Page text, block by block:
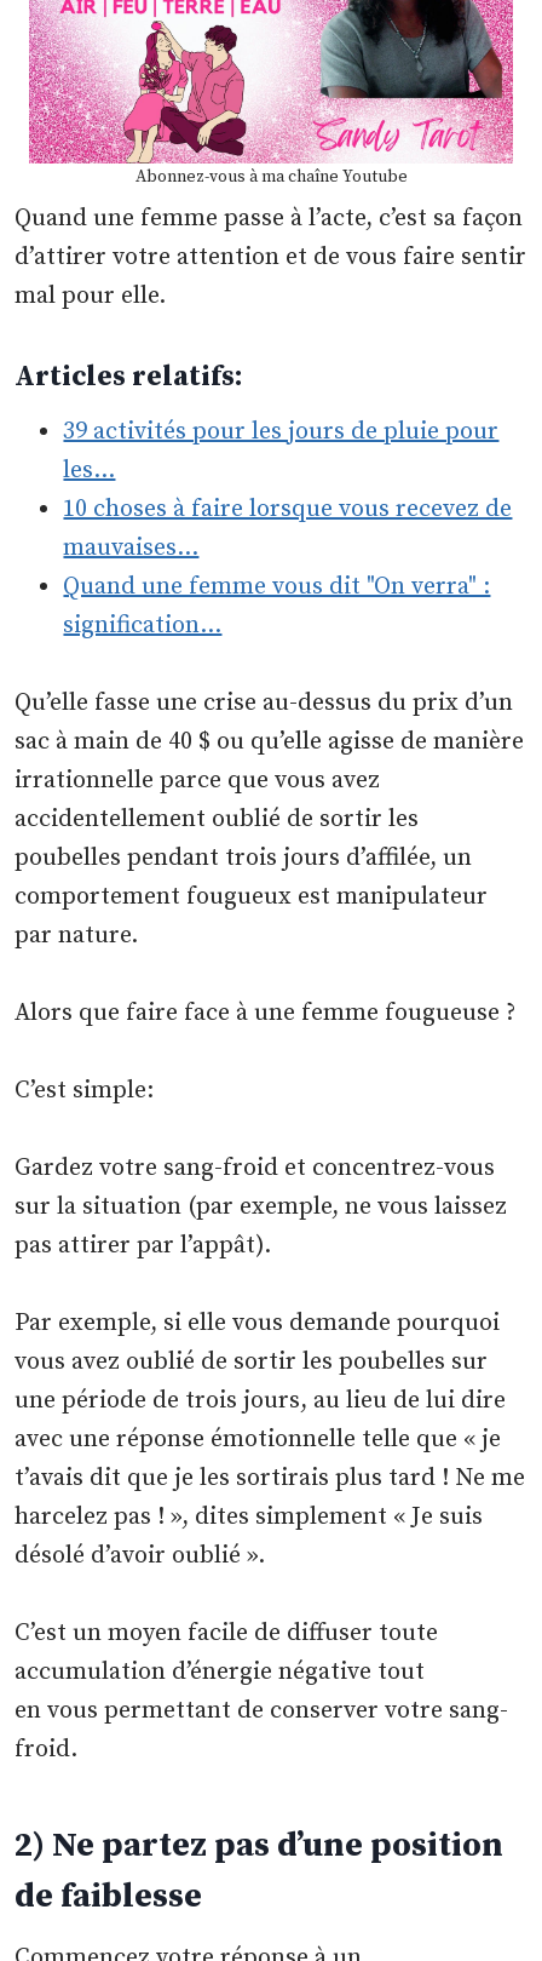
Abonnez-vous à ma chaîne Youtube
Quand une femme passe à l’acte, c’est sa façon
d’attirer votre attention et de vous faire sentir
mal pour elle.
Articles relatifs:
39 activités pour les jours de pluie pour
les…
10 choses à faire lorsque vous recevez de
mauvaises…
Quand une femme vous dit "On verra" :
signification…
Qu’elle fasse une crise au-dessus du prix d’un
sac à main de 40 $ ou qu’elle agisse de manière
irrationnelle parce que vous avez
accidentellement oublié de sortir les
poubelles pendant trois jours d’affilée, un
comportement fougueux est manipulateur
par nature.
Alors que faire face à une femme fougueuse ?
C’est simple:
Gardez votre sang-froid et concentrez-vous
sur la situation (par exemple, ne vous laissez
pas attirer par l’appât).
Par exemple, si elle vous demande pourquoi
vous avez oublié de sortir les poubelles sur
une période de trois jours, au lieu de lui dire
avec une réponse émotionnelle telle que « je
t’avais dit que je les sortirais plus tard ! Ne me
harcelez pas ! », dites simplement « Je suis
désolé d’avoir oublié ».
C’est un moyen facile de diffuser toute
accumulation d’énergie négative tout
en vous permettant de conserver votre sang-
froid.
2) Ne partez pas d’une position
de faiblesse